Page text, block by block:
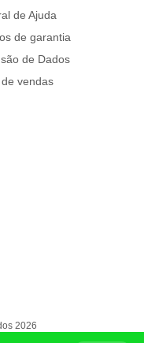
de Ajuda
de garantia
de Dados
vendas
2026